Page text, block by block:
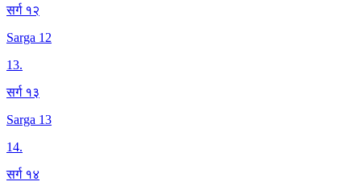
सर्ग १२
Sarga 12
13.
सर्ग १३
Sarga 13
14.
सर्ग १४